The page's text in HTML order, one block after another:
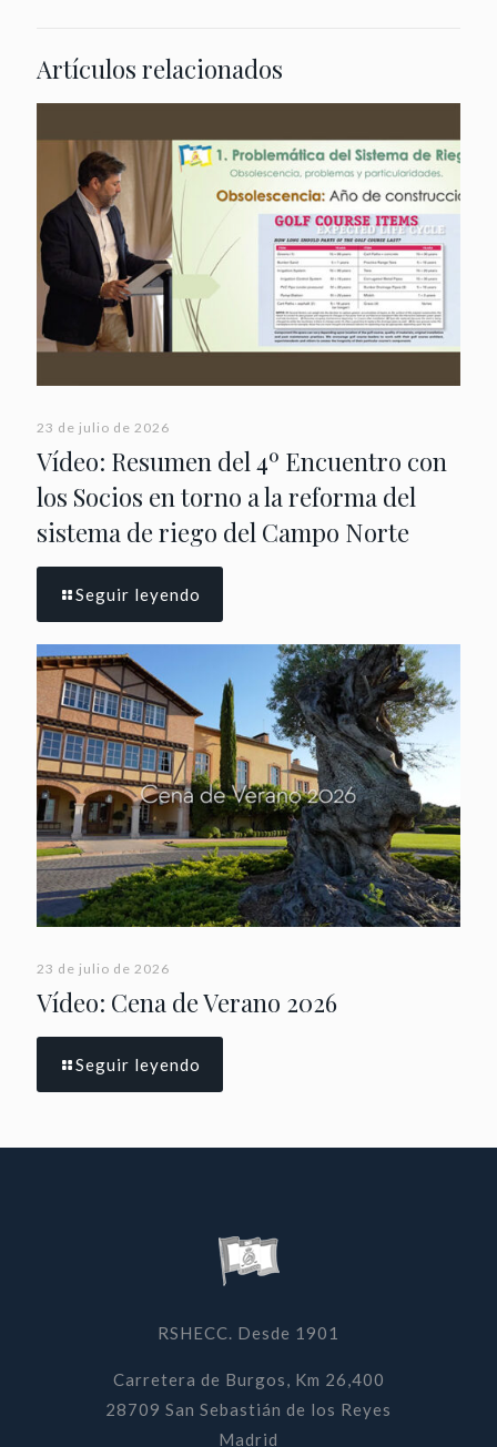
Artículos relacionados
23 de julio de 2026
Vídeo: Resumen del 4º Encuentro con
los Socios en torno a la reforma del
sistema de riego del Campo Norte
Seguir leyendo
23 de julio de 2026
Vídeo: Cena de Verano 2026
Seguir leyendo
RSHECC. Desde 1901
Carretera de Burgos, Km 26,400
28709 San Sebastián de los Reyes
Madrid